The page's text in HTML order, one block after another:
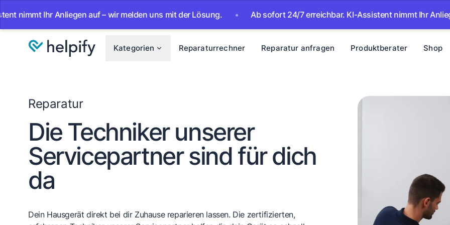
Anliegen auf – wir melden uns mit der Lösung. • Ab sofort 24/7 erreichbar. KI-Assistent nimmt Ihr Anliegen auf –
Kategorien Reparaturrechner Reparatur anfragen Produktberater Shop
Reparatur
Die Techniker unserer
Servicepartner sind für dich
da
Dein Hausgerät direkt bei dir Zuhause reparieren lassen. Die zertifizierten,